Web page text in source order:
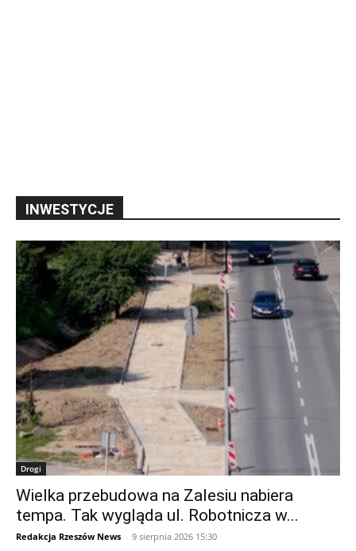
INWESTYCJE
Drogi
Wielka przebudowa na Zalesiu nabiera
tempa. Tak wygląda ul. Robotnicza w...
Redakcja Rzeszów News - 9 sierpnia 2026 15:30